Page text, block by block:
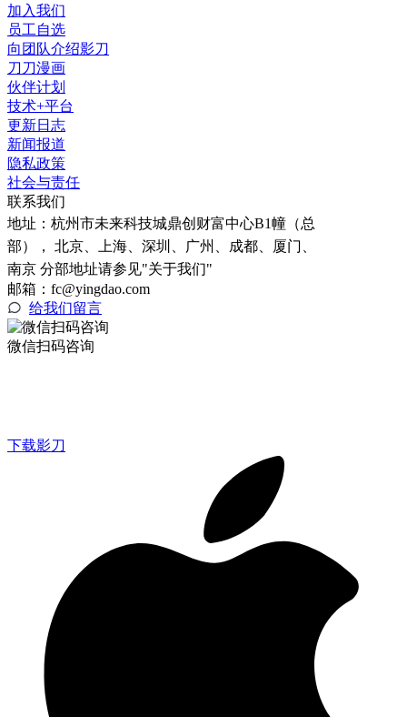
加入我们
员工自选
向团队介绍影刀
刀刀漫画
伙伴计划
技术+平台
更新日志
新闻报道
隐私政策
社会与责任
联系我们
地址： 杭州市未来科技城鼎创财富中心B1幢（总
部）， 北京、上海、深圳、广州、成都、厦门、
南京 分部地址请参见"关于我们"
邮箱：fc@yingdao.com
给我们留言
微信扫码咨询
下载影刀